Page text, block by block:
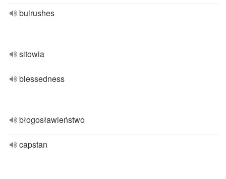
bulrushes
sitowia
blessedness
błogosławieństwo
capstan